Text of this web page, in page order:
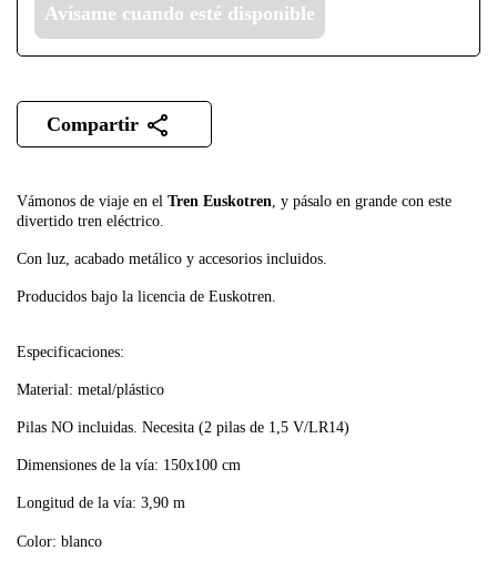
Vámonos de viaje en el Tren Euskotren , y pásalo en grande con este
divertido tren eléctrico.
Con luz, acabado metálico y accesorios incluidos.
Producidos bajo la licencia de Euskotren.
Especificaciones:
Material: metal/plástico
Pilas NO incluidas. Necesita (2 pilas de 1,5 V/LR14)
Dimensiones de la vía: 150x100 cm
Longitud de la vía: 3,90 m
Color: blanco
Avísame cuando esté disponible
Compartir